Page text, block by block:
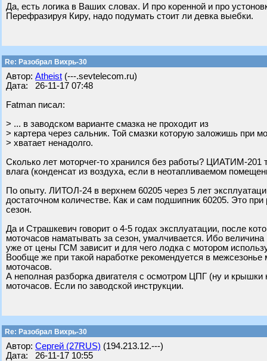
Да, есть логика в Ваших словах. И про коренной и про
Перефразируя Киру, надо подумать стоит ли девка выебки.
Re: Разобрал Вихрь-30
Автор: Atheist (---.sevtelecom.ru)
Дата: 26-11-17 07:48
Fatman писал:
> ... в заводском варианте смазка не проходит из
> картера через сальник. Той смазки которую заложишь при
> хватает ненадолго.
Сколько лет моторчег-то хранился без работы? ЦИАТИМ-201
влага (конденсат из воздуха, если в неотапливаемом
По опыту. ЛИТОЛ-24 в верхнем 60205 через 5 лет
достаточном количестве. Как и сам подшипник 60205. Это
сезон.
Да и Страшкевич говорит о 4-5 годах эксплуатации, после
моточасов наматывать за сезон, умалчивается. Ибо
уже от цены ГСМ зависит и для чего лодка с мотором
Вообще же при такой наработке рекомендуется в
моточасов.
А неполная разборка двигателя с осмотром ЦПГ (ну и
моточасов. Если по заводской инструкции.
Re: Разобрал Вихрь-30
Автор: Сергей (27RUS) (194.213.12.---)
Дата: 26-11-17 10:55